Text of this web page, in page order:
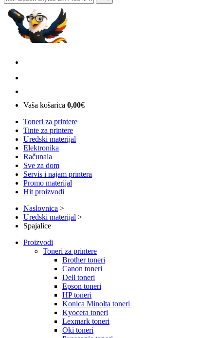
Vaša košarica 0,00€
Toneri za printere
Tinte za printere
Uredski materijal
Elektronika
Računala
Sve za dom
Servis i najam printera
Promo materijal
Hit proizvodi
Naslovnica >
Uredski materijal >
Spajalice
Proizvodi
Toneri za printere
Brother toneri
Canon toneri
Dell toneri
Epson toneri
HP toneri
Konica Minolta toneri
Kyocera toneri
Lexmark toneri
Oki toneri